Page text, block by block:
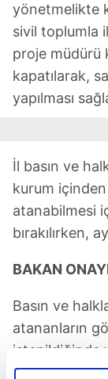
yönetmelikte
sivil toplumla
proje müdürü
kapatılarak,
yapılması
İl basın ve
kurum içinden
atanabilmesi
bırakılırken,
BAKAN
Basın ve
atananların
istenildiğinde
'Daha önce